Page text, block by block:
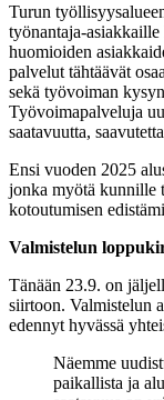
Turun
työnantaja-
huomioiden
palvelut tähtäävät
sekä työvoiman
Työvoimapalveluja
saatavuutta,
Ensi vuoden 2025
jonka myötä kunnille
kotoutumisen
Valmistelun
Tänään 23.9. on
siirtoon. Valmistelun
edennyt hyvässä
Näemme
paikallista ja